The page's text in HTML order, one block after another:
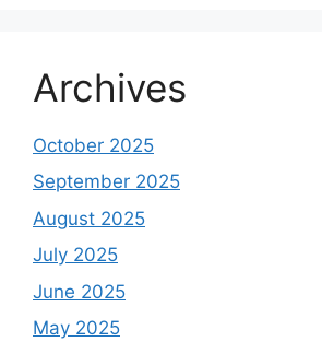
Archives
October 2025
September 2025
August 2025
July 2025
June 2025
May 2025